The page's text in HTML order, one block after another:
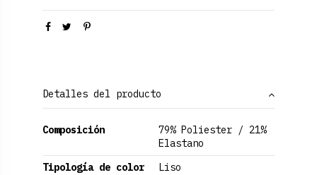
Detalles del producto
Composición
79% Poliester / 21%
Elastano
Tipología de color
Liso